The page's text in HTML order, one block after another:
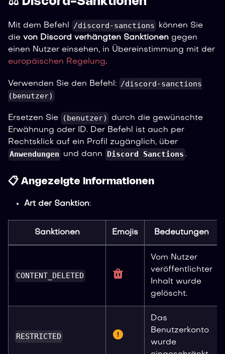
Mit dem Befehl /discord-sanctions
können Sie
die von Discord verhängten Sanktionen gegen
einen Nutzer einsehen, in Übereinstimmung mit der
europäischen Regelung.
Verwenden Sie den Befehl: /discord-sanctions
(benutzer)
Ersetzen Sie (benutzer)
durch die gewünschte
Erwähnung oder ID. Der Befehl ist auch per
Rechtsklick auf ein Profil zugänglich, über
Anwendungen und dann Discord Sanctions .
📋 Angezeigte Informationen
Art der Sanktion:
Sanktionen Emojis Bedeutungen
CONTENT_DELETED
Vom Nutzer
veröffentlichter
Inhalt wurde
gelöscht.
RESTRICTED
Das
Benutzerkonto
wurde